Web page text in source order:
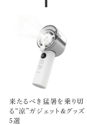
来たるべき猛暑を乗り切
る“涼”ガジェット＆グッズ
5選